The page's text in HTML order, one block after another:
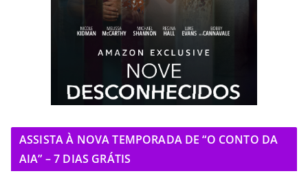
ASSISTA À NOVA TEMPORADA DE “O CONTO DA
AIA” – 7 DIAS GRÁTIS